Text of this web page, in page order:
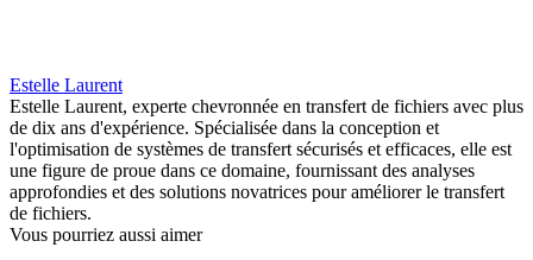
Estelle Laurent
Estelle Laurent, experte chevronnée en transfert de fichiers avec plus
de dix ans d'expérience. Spécialisée dans la conception et
l'optimisation de systèmes de transfert sécurisés et efficaces, elle est
une figure de proue dans ce domaine, fournissant des analyses
approfondies et des solutions novatrices pour améliorer le transfert
de fichiers.
Vous pourriez aussi aimer